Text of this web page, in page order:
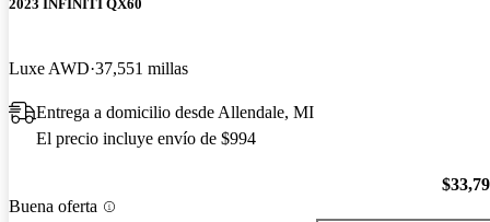
2023 INFINITI QX60
Luxe AWD 37,551 millas
Entrega a domicilio desde Allendale, MI
El precio incluye envío de $994
Buena oferta